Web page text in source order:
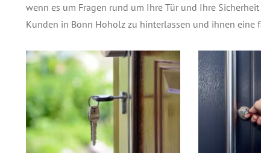
wenn es um Fragen rund um Ihre Tür und Ihre
Kunden in Bonn Hoholz zu hinterlassen und ihnen eine